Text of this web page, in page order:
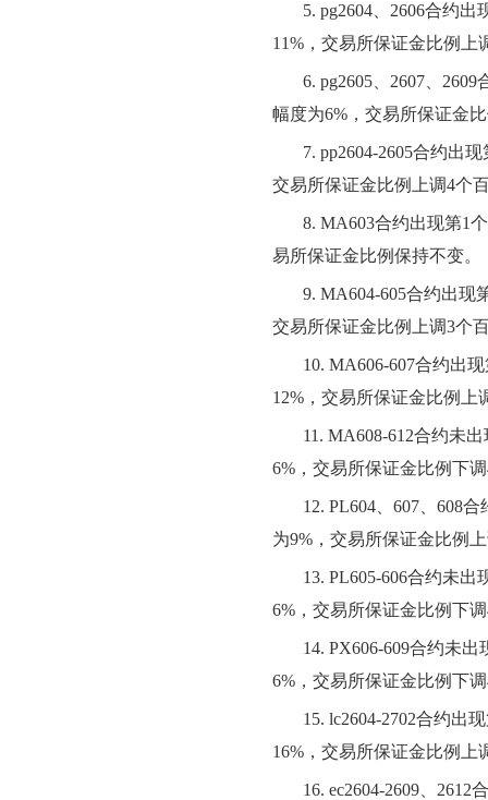
5. pg2604、2606合约
11%，交易所保证金比例上
6. pg2605、2607、
幅度为6%，交易所保证金
7. pp2604-2605合约出
交易所保证金比例上调4个
8. MA603合约出现第1
易所保证金比例保持不变。
9. MA604-605合约出现
交易所保证金比例上调3个
10. MA606-607合约出
12%，交易所保证金比例上
11. MA608-612合约未
6%，交易所保证金比例下
12. PL604、607、608
为9%，交易所保证金比例
13. PL605-606合约未
6%，交易所保证金比例下
14. PX606-609合约未
6%，交易所保证金比例下
15. lc2604-2702合约出
16%，交易所保证金比例上
16. ec2604-2609、